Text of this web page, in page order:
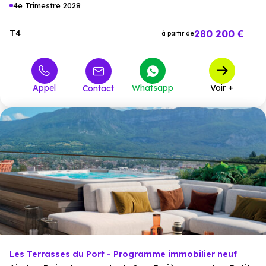
4e Trimestre 2028
T4 à partir de280 200 €
Appel Contact Whatsapp Voir +
Les Terrasses du Port - Programme immobilier neuf